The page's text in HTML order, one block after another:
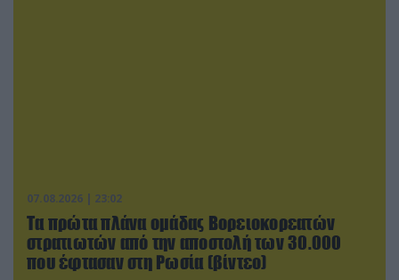
07.08.2026 | 23:02
Τα πρώτα πλάνα ομάδας Βορειοκορεατών
στρατιωτών από την αποστολή των 30.000
που έφτασαν στη Ρωσία (βίντεο)